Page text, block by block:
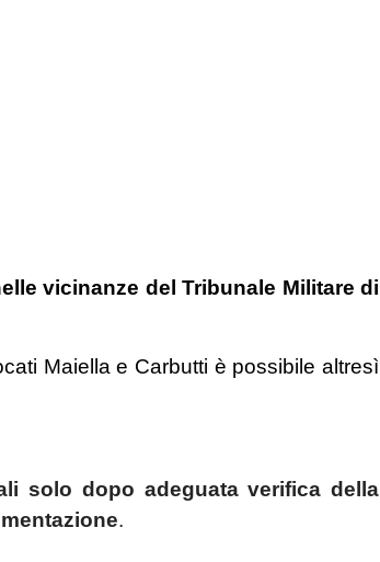
vicinanze del Tribunale Militare di
Maiella e Carbutti è possibile altresì
solo dopo adeguata verifica della
.